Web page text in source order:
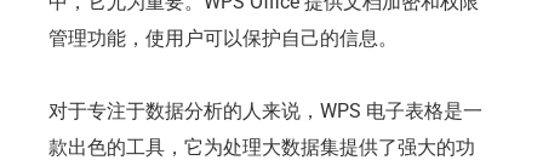
管理功能，使用户可以保护自己的信息。
对于专注于数据分析的人来说，WPS 电子表格是一
款出色的工具，它为处理大数据集提供了强大的功